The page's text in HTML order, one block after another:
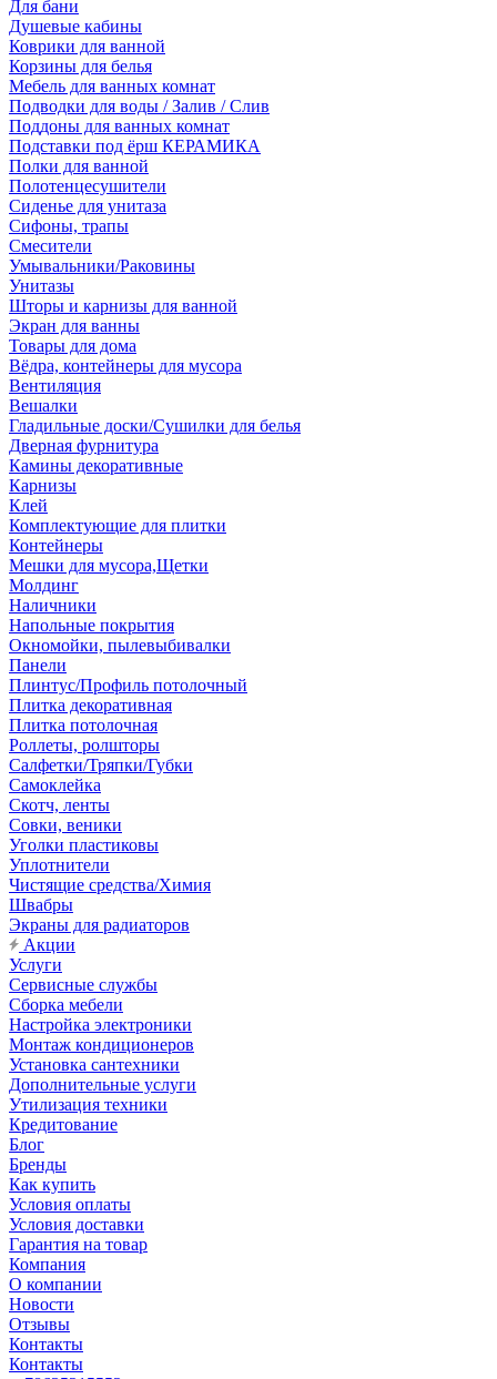
Для бани
Душевые кабины
Коврики для ванной
Корзины для белья
Мебель для ванных комнат
Подводки для воды / Залив / Слив
Поддоны для ванных комнат
Подставки под ёрш КЕРАМИКА
Полки для ванной
Полотенцесушители
Сиденье для унитаза
Сифоны, трапы
Смесители
Умывальники/Раковины
Унитазы
Шторы и карнизы для ванной
Экран для ванны
Товары для дома
Вёдра, контейнеры для мусора
Вентиляция
Вешалки
Гладильные доски/Сушилки для белья
Дверная фурнитура
Камины декоративные
Карнизы
Клей
Комплектующие для плитки
Контейнеры
Мешки для мусора,Щетки
Молдинг
Наличники
Напольные покрытия
Окномойки, пылевыбивалки
Панели
Плинтус/Профиль потолочный
Плитка декоративная
Плитка потолочная
Роллеты, ролшторы
Салфетки/Тряпки/Губки
Самоклейка
Скотч, ленты
Совки, веники
Уголки пластиковы
Уплотнители
Чистящие средства/Химия
Швабры
Экраны для радиаторов
Акции
Услуги
Сервисные службы
Сборка мебели
Настройка электроники
Монтаж кондиционеров
Установка сантехники
Дополнительные услуги
Утилизация техники
Кредитование
Блог
Бренды
Как купить
Условия оплаты
Условия доставки
Гарантия на товар
Компания
О компании
Новости
Отзывы
Контакты
Контакты